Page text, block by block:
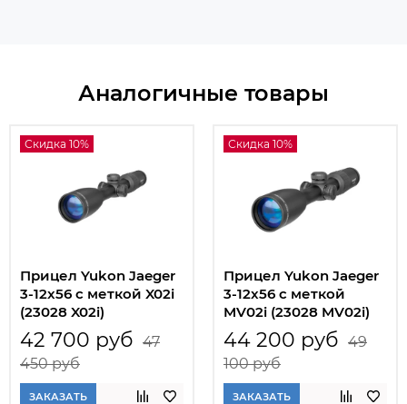
Аналогичные товары
Скидка 10%
Прицел Yukon Jaeger
3-12x56 с меткой X02i
(23028 X02i)
42 700 руб 47
450 руб
ЗАКАЗАТЬ
Скидка 10%
Прицел Yukon Jaeger
3-12x56 с меткой
MV02i (23028 MV02i)
44 200 руб 49
100 руб
ЗАКАЗАТЬ